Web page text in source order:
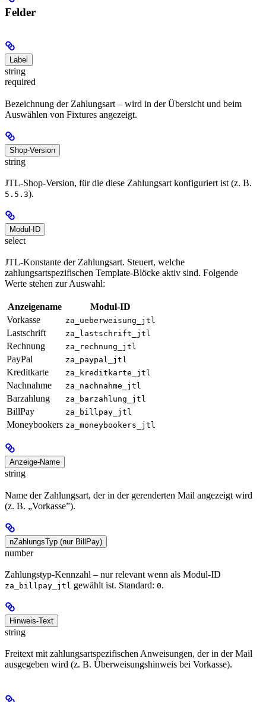
Felder
Label
string
required
Bezeichnung der Zahlungsart – wird in der Übersicht und beim
Auswählen von Fixtures angezeigt.
Shop-Version
string
JTL-Shop-Version, für die diese Zahlungsart konfiguriert ist (z. B.
5.5.3).
Modul-ID
select
JTL-Konstante der Zahlungsart. Steuert, welche
zahlungsartspezifischen Template-Blöcke aktiv sind. Folgende
Werte stehen zur Auswahl:
Anzeigename
Modul-ID
Vorkasse
za_ueberweisung_jtl
Lastschrift za_lastschrift_jtl
Rechnung za_rechnung_jtl
PayPal za_paypal_jtl
Kreditkarte za_kreditkarte_jtl
Nachnahme za_nachnahme_jtl
Barzahlung za_barzahlung_jtl
BillPay za_billpay_jtl
Moneybookers za_moneybookers_jtl
Anzeige-Name
string
Name der Zahlungsart, der in der gerenderten Mail angezeigt wird
(z. B. „Vorkasse”).
nZahlungsTyp (nur BillPay)
number
Zahlungstyp-Kennzahl – nur relevant wenn als Modul-ID
za_billpay_jtl gewählt ist. Standard: 0.
Hinweis-Text
string
Freitext mit zahlungsartspezifischen Anweisungen, der in der Mail
ausgegeben wird (z. B. Überweisungshinweis bei Vorkasse).